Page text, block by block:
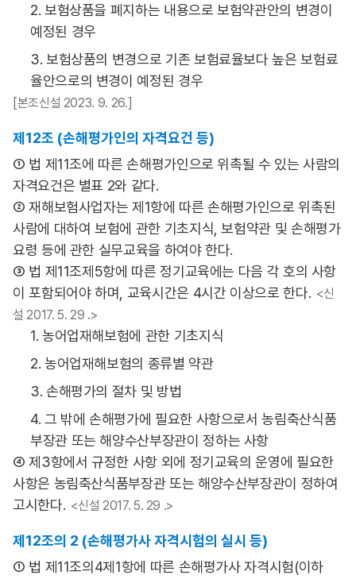
2. 보험상품을 폐지하는 내용으로 보험약관안의 변경이
예정된 경우
3. 보험상품의 변경으로 기존 보험료율보다 높은 보험료
율안으로의 변경이 예정된 경우
[본조신설 2023. 9. 26.]
제12조 (손해평가인의 자격요건 등)
① 법 제11조에 따른 손해평가인으로 위촉될 수 있는 사람의
자격요건은 별표 2와 같다.
② 재해보험사업자는 제1항에 따른 손해평가인으로 위촉된
사람에 대하여 보험에 관한 기초지식, 보험약관 및 손해평가
요령 등에 관한 실무교육을 하여야 한다.
③ 법 제11조제5항에 따른 정기교육에는 다음 각 호의 사항
이 포함되어야 하며, 교육시간은 4시간 이상으로 한다. <신
설 2017. 5. 29 .>
1. 농어업재해보험에 관한 기초지식
2. 농어업재해보험의 종류별 약관
3. 손해평가의 절차 및 방법
4. 그 밖에 손해평가에 필요한 사항으로서 농림축산식품
부장관 또는 해양수산부장관이 정하는 사항
④ 제3항에서 규정한 사항 외에 정기교육의 운영에 필요한
사항은 농림축산식품부장관 또는 해양수산부장관이 정하여
고시한다. <신설 2017. 5. 29 .>
제12조의 2 (손해평가사 자격시험의 실시 등)
① 법 제11조의4제1항에 따른 손해평가사 자격시험(이하